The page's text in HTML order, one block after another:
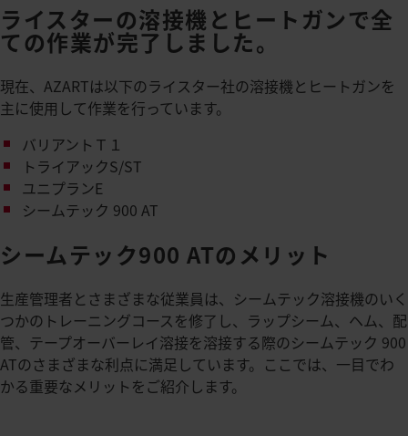
ライスターの溶接機とヒートガンで全
ての作業が完了しました。
現在、AZARTは以下のライスター社の溶接機とヒートガンを
主に使用して作業を行っています。
バリアントＴ１
トライアックS/ST
ユニプランE
シームテック 900 AT
シームテック900 ATのメリット
生産管理者とさまざまな従業員は、シームテック溶接機のいく
つかのトレーニングコースを修了し、ラップシーム、ヘム、配
管、テープオーバーレイ溶接を溶接する際のシームテック 900
ATのさまざまな利点に満足しています。ここでは、一目でわ
かる重要なメリットをご紹介します。